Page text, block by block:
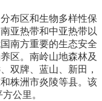
布区和生物多样性保
亚热带和中亚热带以
南方重要的生态安全
区。南岭山地森林及
双牌、蓝山、新田，
株洲市炎陵等县。该
公里。